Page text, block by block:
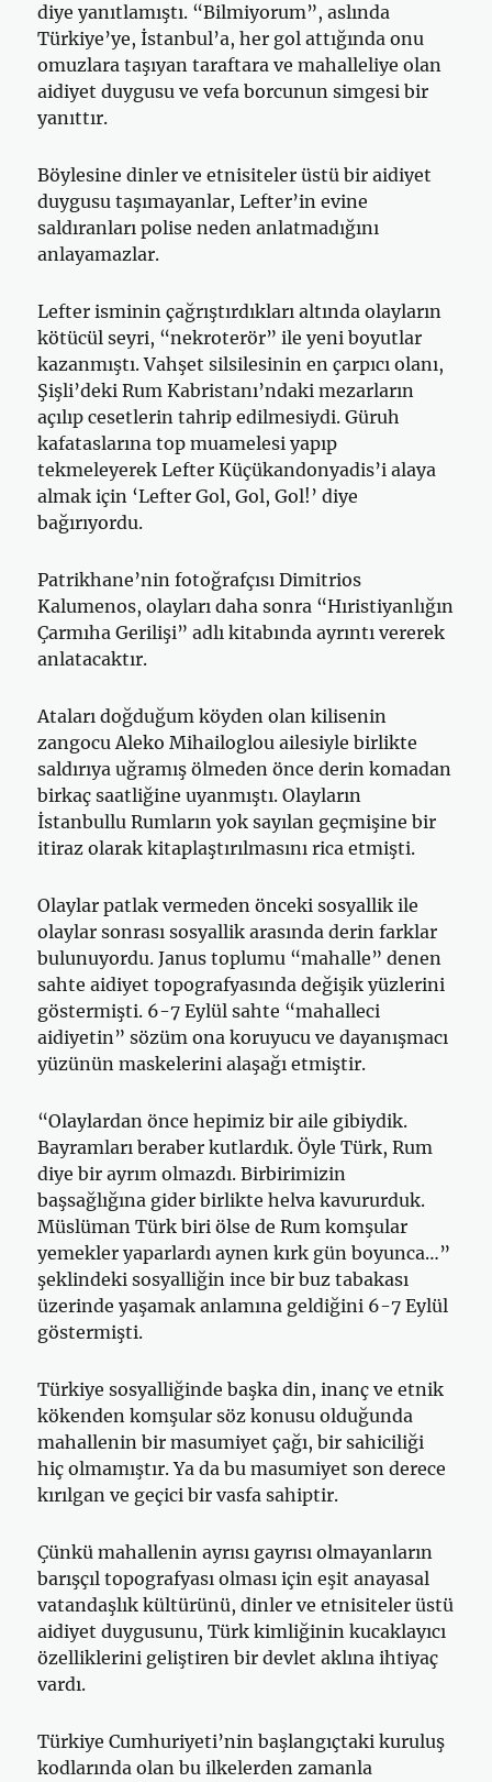
diye yanıtlamıştı. “Bilmiyorum”, aslında
Türkiye’ye, İstanbul’a, her gol attığında onu
omuzlara taşıyan taraftara ve mahalleliye olan
aidiyet duygusu ve vefa borcunun simgesi bir
yanıttır.
Böylesine dinler ve etnisiteler üstü bir aidiyet
duygusu taşımayanlar, Lefter’in evine
saldıranları polise neden anlatmadığını
anlayamazlar.
Lefter isminin çağrıştırdıkları altında olayların
kötücül seyri, “nekroterör” ile yeni boyutlar
kazanmıştı. Vahşet silsilesinin en çarpıcı olanı,
Şişli’deki Rum Kabristanı’ndaki mezarların
açılıp cesetlerin tahrip edilmesiydi. Güruh
kafataslarına top muamelesi yapıp
tekmeleyerek Lefter Küçükandonyadis’i alaya
almak için ‘Lefter Gol, Gol, Gol!’ diye
bağırıyordu.
Patrikhane’nin fotoğrafçısı Dimitrios
Kalumenos, olayları daha sonra “Hıristiyanlığın
Çarmıha Gerilişi” adlı kitabında ayrıntı vererek
anlatacaktır.
Ataları doğduğum köyden olan kilisenin
zangocu Aleko Mihailoglou ailesiyle birlikte
saldırıya uğramış ölmeden önce derin komadan
birkaç saatliğine uyanmıştı. Olayların
İstanbullu Rumların yok sayılan geçmişine bir
itiraz olarak kitaplaştırılmasını rica etmişti.
Olaylar patlak vermeden önceki sosyallik ile
olaylar sonrası sosyallik arasında derin farklar
bulunuyordu. Janus toplumu “mahalle” denen
sahte aidiyet topografyasında değişik yüzlerini
göstermişti. 6-7 Eylül sahte “mahalleci
aidiyetin” sözüm ona koruyucu ve dayanışmacı
yüzünün maskelerini alaşağı etmiştir.
“Olaylardan önce hepimiz bir aile gibiydik.
Bayramları beraber kutlardık. Öyle Türk, Rum
diye bir ayrım olmazdı. Birbirimizin
başsağlığına gider birlikte helva kavururduk.
Müslüman Türk biri ölse de Rum komşular
yemekler yaparlardı aynen kırk gün boyunca…”
şeklindeki sosyalliğin ince bir buz tabakası
üzerinde yaşamak anlamına geldiğini 6-7 Eylül
göstermişti.
Türkiye sosyalliğinde başka din, inanç ve etnik
kökenden komşular söz konusu olduğunda
mahallenin bir masumiyet çağı, bir sahiciliği
hiç olmamıştır. Ya da bu masumiyet son derece
kırılgan ve geçici bir vasfa sahiptir.
Çünkü mahallenin ayrısı gayrısı olmayanların
barışçıl topografyası olması için eşit anayasal
vatandaşlık kültürünü, dinler ve etnisiteler üstü
aidiyet duygusunu, Türk kimliğinin kucaklayıcı
özelliklerini geliştiren bir devlet aklına ihtiyaç
vardı.
Türkiye Cumhuriyeti’nin başlangıçtaki kuruluş
kodlarında olan bu ilkelerden zamanla